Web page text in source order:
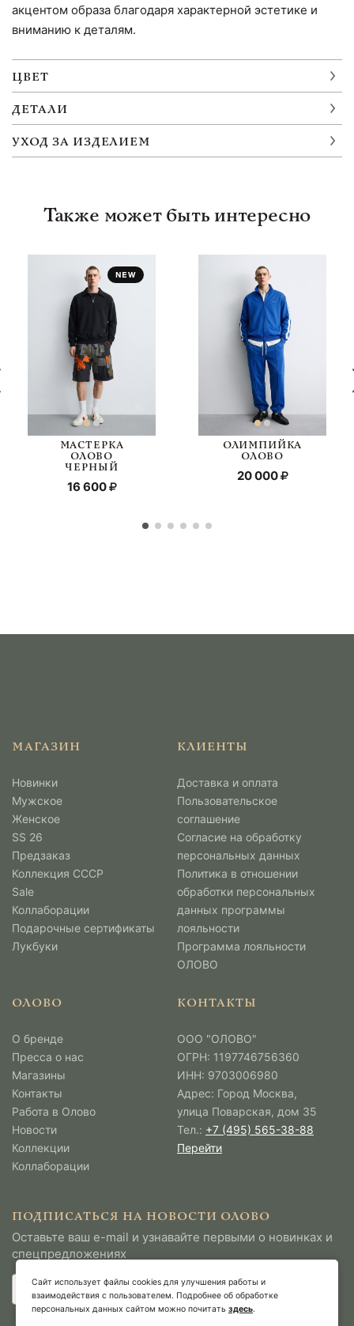
акцентом образа благодаря характерной эстетике и
вниманию к деталям.
ЦВЕТ
ДЕТАЛИ
УХОД ЗА ИЗДЕЛИЕМ
Также может быть интересно
МАСТЕРКА
ОЛОВО
ЧЕРНЫЙ
16 600
ОЛИМПИЙКА
ОЛОВО
20 000
Сайт использует файлы cookies для улучшения работы и
взаимодействия с пользователем. Подробнее об обработке
персональных данных сайтом можно почитать здесь.
МАГАЗИН
Новинки
Мужcкое
Женское
SS 26
Предзаказ
Коллекция СССР
Sale
Коллаборации
Подарочные сертификаты
Лукбуки
КЛИЕНТЫ
Доставка и оплата
Пользовательское
соглашение
Согласие на обработку
персональных данных
Политика в отношении
обработки персональных
данных программы
лояльности
Программа лояльности
ОЛОВО
ОЛОВО
О бренде
Пресса о нас
Магазины
Контакты
Работа в Олово
Новости
Коллекции
Коллаборации
КОНТАКТЫ
ООО "ОЛОВО"
ОГРН: 1197746756360
ИНН: 9703006980
Адрес: Город Москва,
улица Поварская, дом 35
Тел.: +7 (495) 565-38-88
Перейти
ПОДПИСАТЬСЯ НА НОВОСТИ ОЛОВО
Оставьте ваш e-mail и узнавайте первыми о новинках и
спецпредложениях